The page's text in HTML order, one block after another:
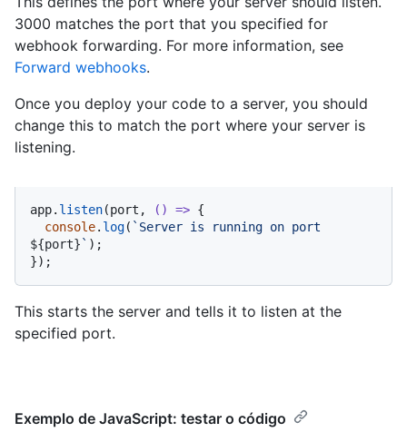
3000 matches the port that you specified for
webhook forwarding. For more information, see
Forward webhooks.
Once you deploy your code to a server, you should
change this to match the port where your server is
listening.
app. listen(port, () => {
console. log(
${port}` );
});
This starts the server and tells it to listen at the
specified port.
Exemplo de JavaScript: testar o código